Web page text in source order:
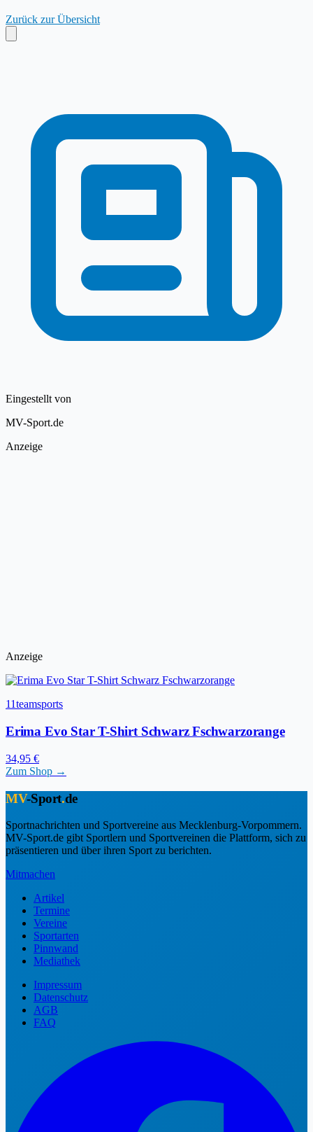
Zurück zur Übersicht
Eingestellt von
MV-Sport.de
Anzeige
Anzeige
11teamsports
Erima Evo Star T-Shirt Schwarz Fschwarzorange
34,95 €
Zum Shop →
MV-Sport.de
Sportnachrichten und Sportvereine aus Mecklenburg-Vorpommern.
MV-Sport.de gibt Sportlern und Sportvereinen die Plattform, sich zu
präsentieren und über ihren Sport zu berichten.
Mitmachen
Artikel
Termine
Vereine
Sportarten
Pinnwand
Mediathek
Impressum
Datenschutz
AGB
FAQ